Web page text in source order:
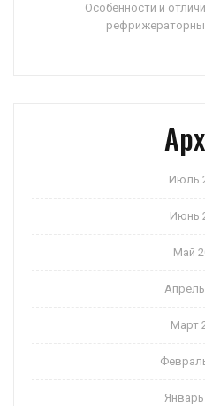
Особенности и
Июль
Июнь
Май
Март